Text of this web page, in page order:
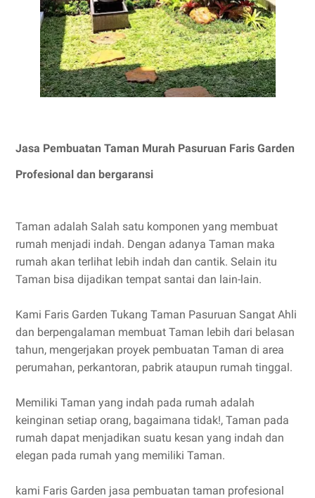
Jasa Pembuatan Taman Murah Pasuruan Faris Garden
Profesional dan bergaransi
Taman adalah Salah satu komponen yang membuat
rumah menjadi indah. Dengan adanya Taman maka
rumah akan terlihat lebih indah dan cantik. Selain itu
Taman bisa dijadikan tempat santai dan lain-lain.
Kami Faris Garden Tukang Taman Pasuruan Sangat Ahli
dan berpengalaman membuat Taman lebih dari belasan
tahun, mengerjakan proyek pembuatan Taman di area
perumahan, perkantoran, pabrik ataupun rumah tinggal.
Memiliki Taman yang indah pada rumah adalah
keinginan setiap orang, bagaimana tidak!, Taman pada
rumah dapat menjadikan suatu kesan yang indah dan
elegan pada rumah yang memiliki Taman.
kami Faris Garden jasa pembuatan taman profesional